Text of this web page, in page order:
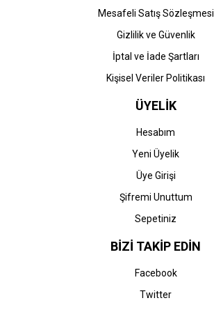
Mesafeli Satış Sözleşmesi
Gizlilik ve Güvenlik
İptal ve İade Şartları
Kişisel Veriler Politikası
ÜYELİK
Hesabım
Yeni Üyelik
Üye Girişi
Şifremi Unuttum
Sepetiniz
BİZİ TAKİP EDİN
Facebook
Twitter